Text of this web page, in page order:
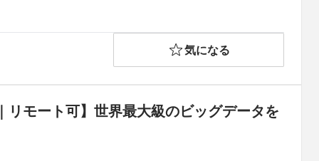
気になる
モート可】世界最大級のビッグデータを